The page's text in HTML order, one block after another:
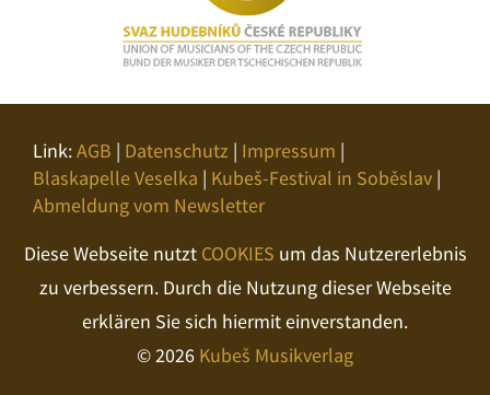
Link:AGB | Datenschutz | Impressum |
Blaskapelle Veselka | Kubeš-Festival in Soběslav |
Abmeldung vom Newsletter
Diese Webseite nutzt COOKIES um das Nutzererlebnis
zu verbessern. Durch die Nutzung dieser Webseite
erklären Sie sich hiermit einverstanden.
© 2026 Kubeš Musikverlag